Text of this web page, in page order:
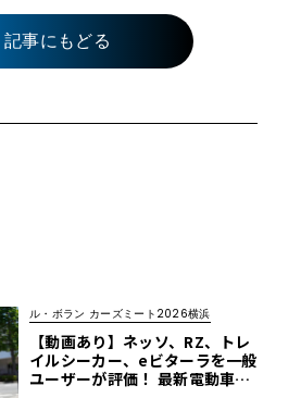
記事にもどる
ル・ボラン カーズミート2026横浜
【動画あり】ネッソ、RZ、トレ
イルシーカー、eビターラを一般
ユーザーが評価！ 最新電動車体